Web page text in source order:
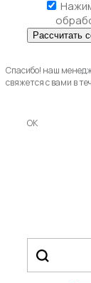
Спасибо! наш
свяжется с вами в
OK